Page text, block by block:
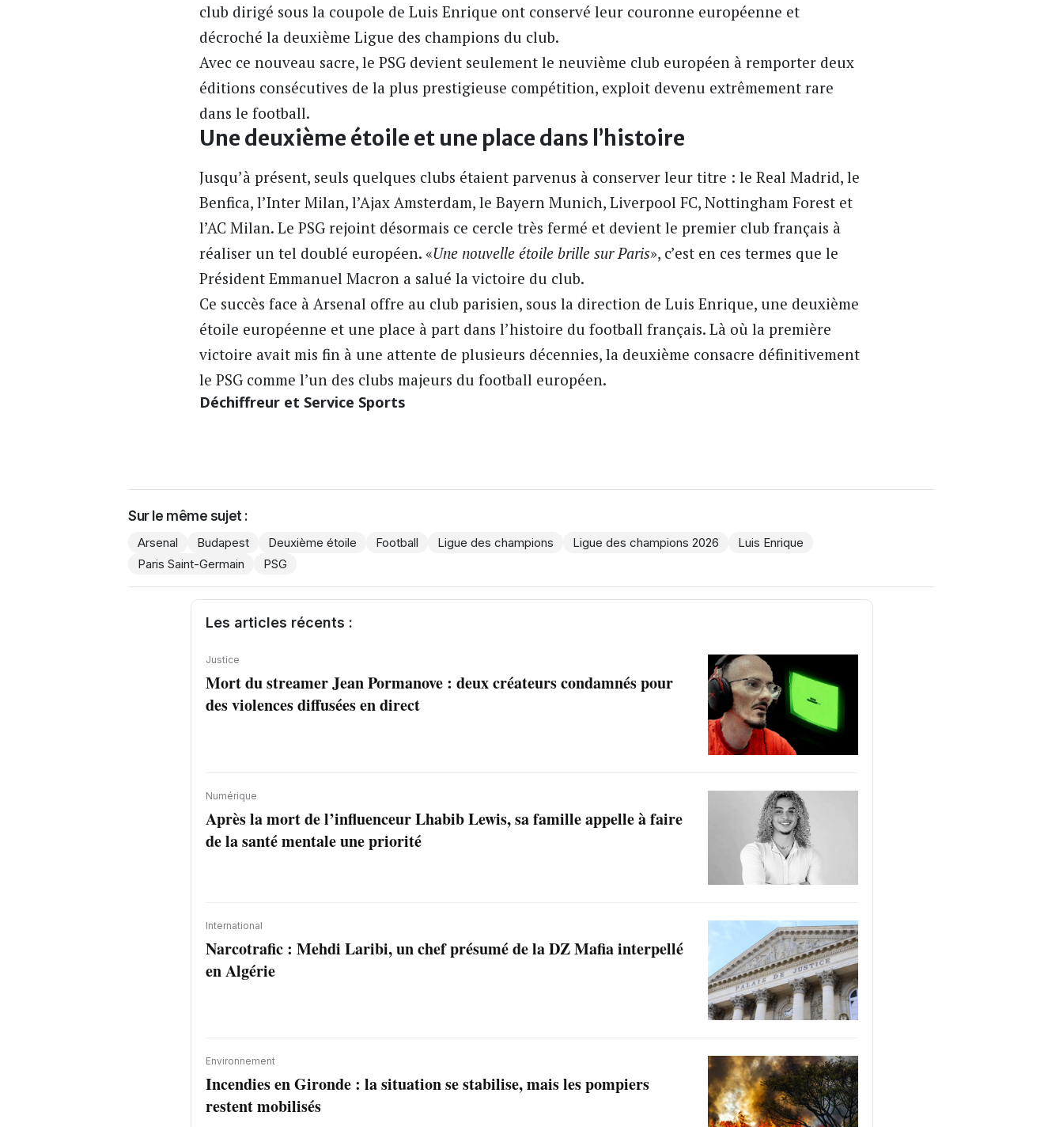
club dirigé sous la coupole de Luis Enrique ont conservé leur couronne européenne et
décroché la deuxième Ligue des champions du club.
Avec ce nouveau sacre, le PSG devient seulement le neuvième club européen à remporter deux
éditions consécutives de la plus prestigieuse compétition, exploit devenu extrêmement rare
dans le football.
Une deuxième étoile et une place dans l’histoire
Jusqu’à présent, seuls quelques clubs étaient parvenus à conserver leur titre : le Real Madrid, le
Benfica, l’Inter Milan, l’Ajax Amsterdam, le Bayern Munich, Liverpool FC, Nottingham Forest et
l’AC Milan. Le PSG rejoint désormais ce cercle très fermé et devient le premier club français à
réaliser un tel doublé européen. «Une nouvelle étoile brille sur Paris», c’est en ces termes que le
Président Emmanuel Macron a salué la victoire du club.
Ce succès face à Arsenal offre au club parisien, sous la direction de Luis Enrique, une deuxième
étoile européenne et une place à part dans l’histoire du football français. Là où la première
victoire avait mis fin à une attente de plusieurs décennies, la deuxième consacre définitivement
le PSG comme l’un des clubs majeurs du football européen.
Déchiffreur et Service Sports
Sur le même sujet :
Arsenal Budapest Deuxième étoile Football Ligue des champions Ligue des champions 2026
Luis Enrique
Paris Saint-Germain
PSG
Les articles récents :
Justice
Mort du streamer Jean Pormanove : deux créateurs condamnés pour
des violences diffusées en direct
Numérique
Après la mort de l’influenceur Lhabib Lewis, sa famille appelle à faire
de la santé mentale une priorité
International
Narcotrafic : Mehdi Laribi, un chef présumé de la DZ Mafia interpellé
en Algérie
Environnement
Incendies en Gironde : la situation se stabilise, mais les pompiers
restent mobilisés